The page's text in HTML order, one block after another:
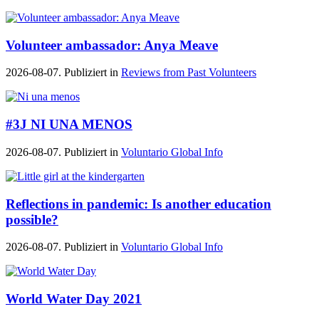
Volunteer ambassador: Anya Meave
2026-08-07. Publiziert in Reviews from Past Volunteers
#3J NI UNA MENOS
2026-08-07. Publiziert in Voluntario Global Info
Reflections in pandemic: Is another education
possible?
2026-08-07. Publiziert in Voluntario Global Info
World Water Day 2021